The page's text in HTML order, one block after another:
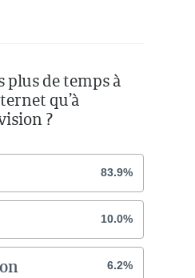
plus de temps à
qu’à
?
83.9%
10.0%
6.2%